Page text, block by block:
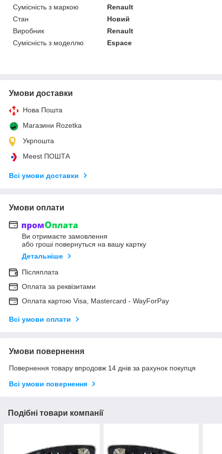
Сумісність з маркою
Renault
Стан
Новий
Виробник
Renault
Сумісність з моделлю
Espace
Умови доставки
Нова Пошта
Магазини Rozetka
Укрпошта
Meest ПОШТА
Всі умови доставки
Умови оплати
Ви отримаєте замовлення
або гроші повернуться на вашу картку
Детальніше
Післяплата
Оплата за реквізитами
Оплата картою Visa, Mastercard - WayForPay
Всі умови оплати
Умови повернення
Повернення товару впродовж 14 днів за рахунок покупця
Всі умови повернення
Подібні товари компанії